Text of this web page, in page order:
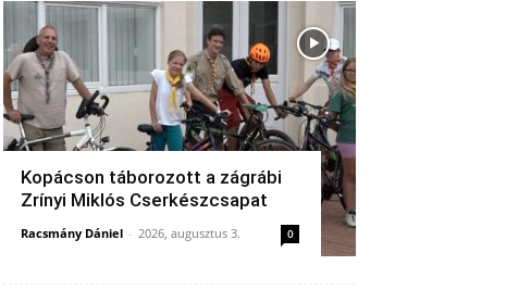
Kopácson táborozott a zágrábi
Zrínyi Miklós Cserkészcsapat
Racsmány Dániel - 2026, augusztus 3. 0